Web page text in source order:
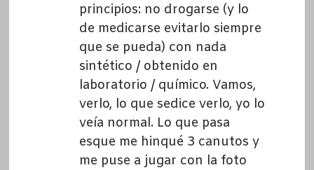
principios: no drogarse (y lo
de medicarse evitarlo siempre
que se pueda) con nada
sintético / obtenido en
laboratorio / químico. Vamos,
verlo, lo que sedice verlo, yo lo
veía normal. Lo que pasa
esque me hinqué 3 canutos y
me puse a jugar con la foto